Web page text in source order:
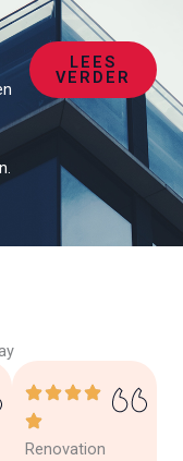
LEES
VERDER
Renovation